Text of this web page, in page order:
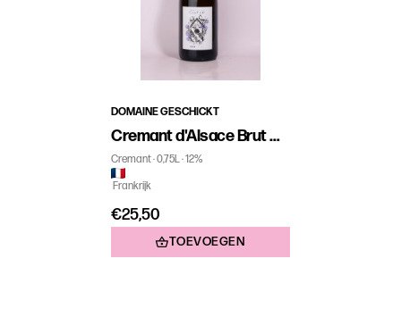
DOMAINE GESCHICKT
Cremant d'Alsace Brut Nature
Cremant 0,75L 12%
Frankrijk
€25,50
TOEVOEGEN